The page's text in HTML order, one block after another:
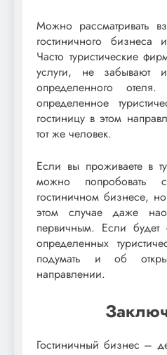
Можно рассматривать
гостиничного
Часто туристические
услуги, не забывают
определенного
определенное
гостиницу в этом
тот же человек.
Если вы проживаете в
можно
гостиничном бизнесе,
этом случае даже
первичным. Если
определенных
подумать и об
направлении.
Гостиничный бизнес –